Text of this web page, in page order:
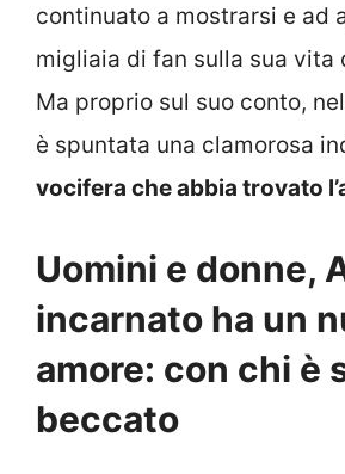
continuato a mostrarsi e ad
migliaia di fan sulla sua vita
Ma proprio sul suo conto,
è spuntata una clamorosa
vocifera che abbia trovato
Uomini e donne,
incarnato ha un
amore: con chi è
beccato